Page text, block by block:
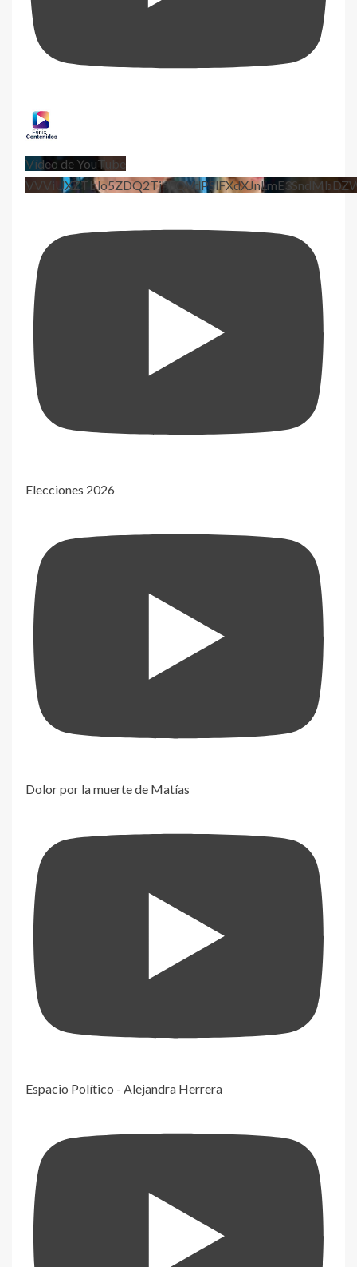
Vídeo de YouTube
Elecciones 2026
Dolor por la muerte de Matías
Espacio Político - Alejandra Herrera